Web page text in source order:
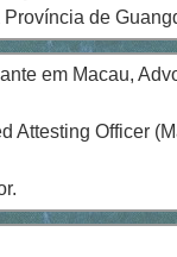
de
em Macau,
Attesting Officer